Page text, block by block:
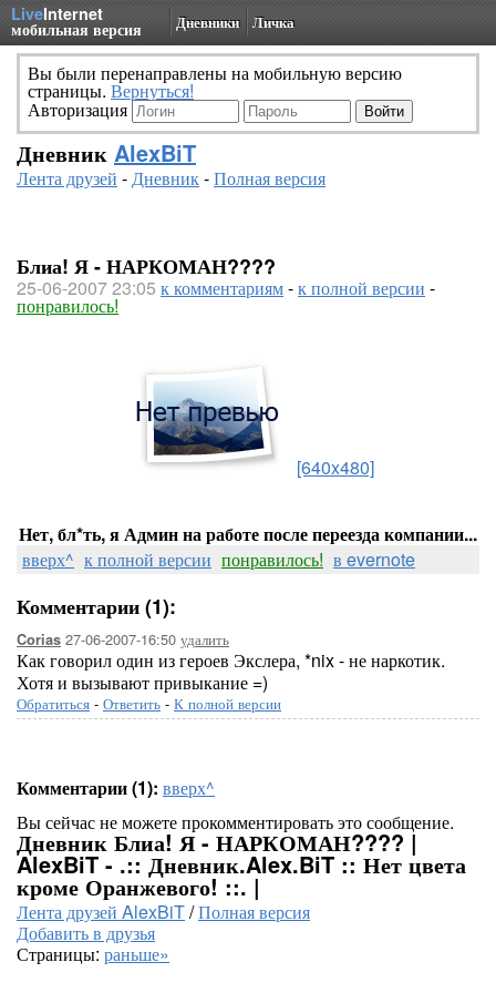
LiveInternet
мобильная версия Дневники Личка
Вы были перенаправлены на мобильную версию
страницы. Вернуться!
Авторизация
Дневник AlexBiT
Лента друзей -Дневник-Полная версия
Блиа! Я - НАРКОМАН????
25-06-2007 23:05 к комментариям-к полной версии -
понравилось!
[640x480]
Нет, бл*ть, я Админ на работе после переезда компании...
вверх^ к полной версии понравилось! в evernote
Комментарии (1):
Corias 27-06-2007-16:50 удалить
Как говорил один из героев Экслера, *nix - не наркотик.
Хотя и вызывают привыкание =)
Обратиться - Ответить - К полной версии
Комментарии (1): вверх^
Вы сейчас не можете прокомментировать это сообщение.
Дневник Блиа! Я - НАРКОМАН???? |
AlexBiT - .:: Дневник.Alex.BiT :: Нет цвета
кроме Оранжевого! ::. |
Лента друзей AlexBiT/Полная версия
Добавить в друзья
Страницы: раньше»